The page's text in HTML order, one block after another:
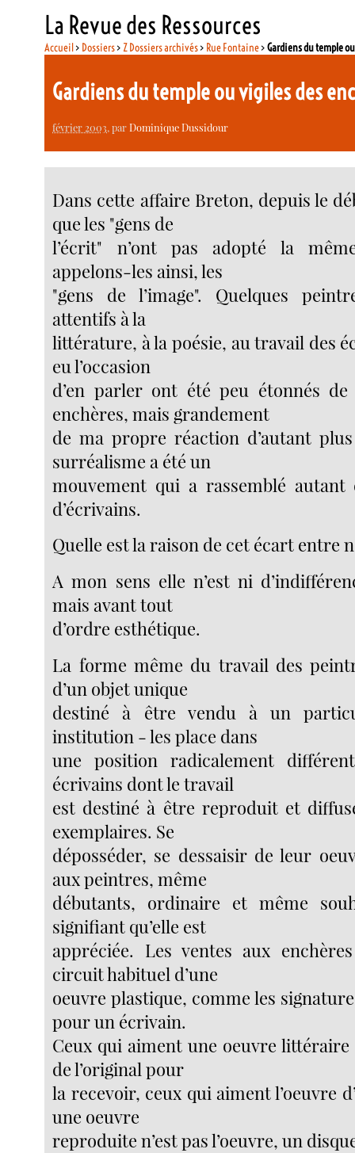
La Revue des Ressources
Accueil> Dossiers> Z Dossiers archivés> Rue Fontaine>Gardiens du temple
Gardiens du temple ou vigiles des
février 2003, parDominique Dussidour
Dans cette affaire Breton, depuis le
que les "gens de
l’écrit" n’ont pas adopté la
appelons-les ainsi, les
"gens de l’image". Quelques
attentifs à la
littérature, à la poésie, au travail des
eu l’occasion
d’en parler ont été peu étonnés
enchères, mais grandement
de ma propre réaction d’autant
surréalisme a été un
mouvement qui a rassemblé
d’écrivains.
Quelle est la raison de cet écart entre
A mon sens elle n’est ni
mais avant tout
d’ordre esthétique.
La forme même du travail des
d’un objet unique
destiné à être vendu à un
institution - les place dans
une position radicalement
écrivains dont le travail
est destiné à être reproduit et
exemplaires. Se
déposséder, se dessaisir de leur
aux peintres, même
débutants, ordinaire et même
signifiant qu’elle est
appréciée. Les ventes aux
circuit habituel d’une
oeuvre plastique, comme les
pour un écrivain.
Ceux qui aiment une oeuvre littéraire
de l’original pour
la recevoir, ceux qui aiment l’oeuvre
une oeuvre
reproduite n’est pas l’oeuvre, un